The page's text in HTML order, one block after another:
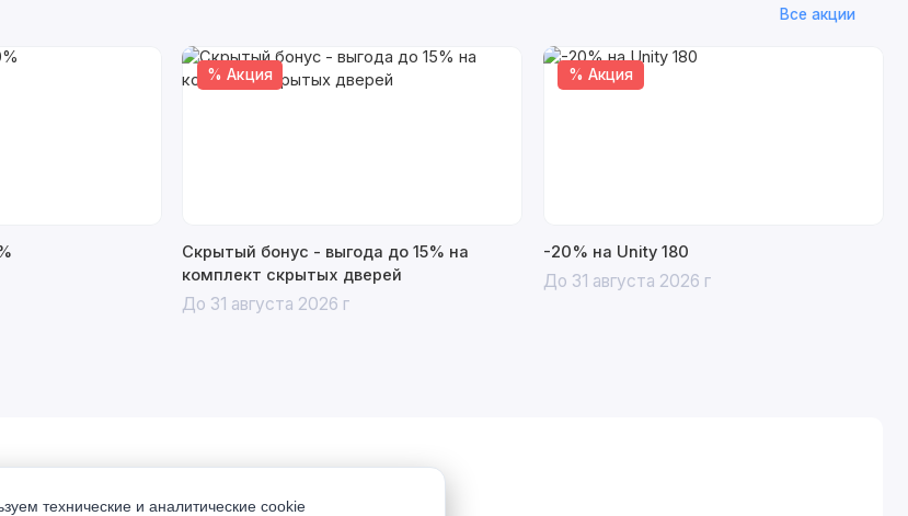
Все акции
% Акция
Скрытый бонус - выгода до 15% на
комплект скрытых дверей
До 31 августа 2026 г
% Акция
-20% на Unity 180
До 31 августа 2026 г
технические и аналитические cookie